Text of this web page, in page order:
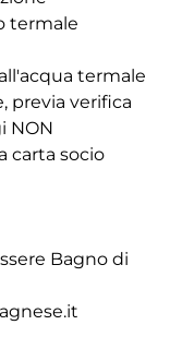
termale
termale
previa verifica
NON
carta socio
Bagno di